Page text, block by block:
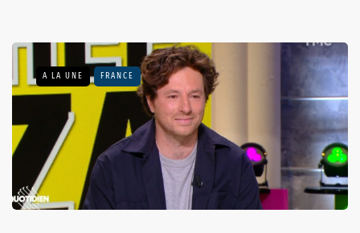
A LA UNE FRANCE